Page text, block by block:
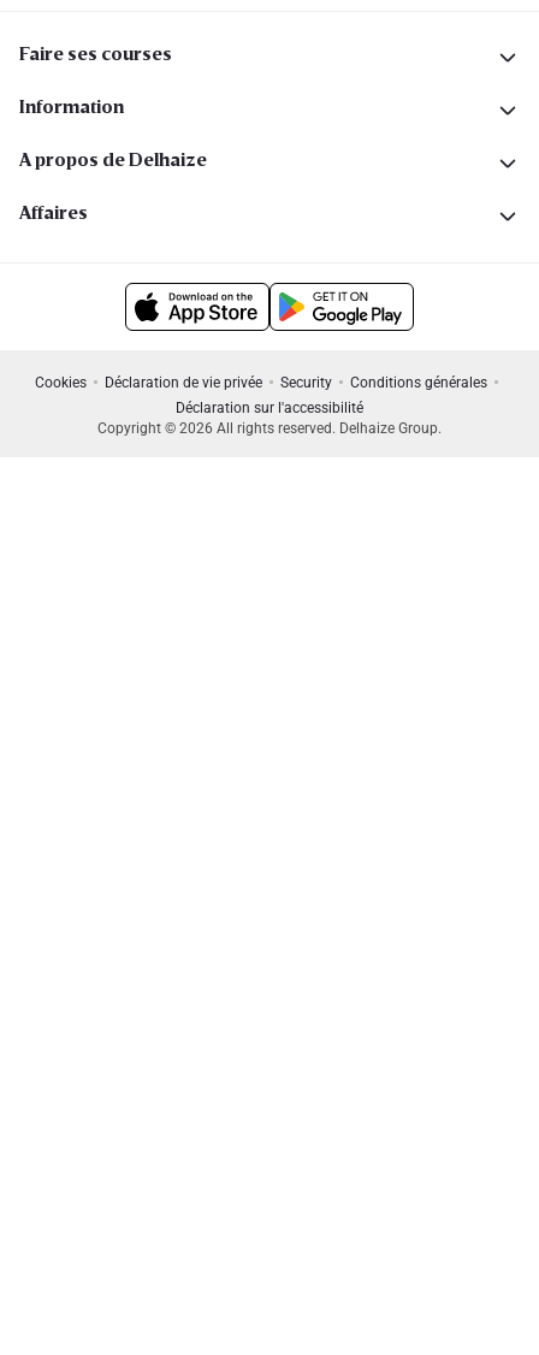
Faire ses courses
Information
A propos de Delhaize
Affaires
Cookies Déclaration de vie privée Security
Conditions générales
Déclaration sur l'accessibilité
Copyright © 2026 All rights reserved. Delhaize Group.